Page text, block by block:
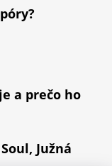
a prečo ho
Južná